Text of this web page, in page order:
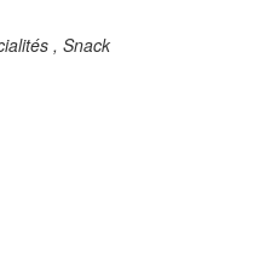
, Snack